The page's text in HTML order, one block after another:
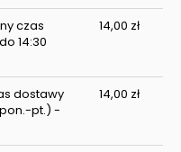
czas
14:30
14,00 zł
dostawy
pt.) -
14,00 zł